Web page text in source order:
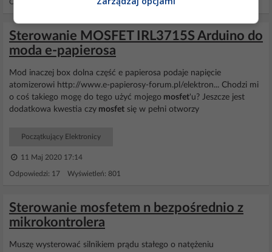
Odpowiedzi: 41 Wyświetleń: 24465
Sterowanie MOSFET IRL3715S Arduino do
moda e-papierosa
Mod inaczej box dolna część e papierosa podaje napięcie
atomizerowi http://www.e-papierosy-forum.pl/elektron... Chodzi mi
o coś takiego mogę do tego użyć mojego mosfet'u? Jeszcze jest
dodatkowa kwestia czy mosfet się w pełni otworzy
Początkujący Elektronicy
11 Maj 2020 17:14
Odpowiedzi: 17 Wyświetleń: 801
Sterowanie mosfetem n bezpośrednio z
mikrokontrolera
Muszę wysterować silnikiem prądu stałego o natężeniu